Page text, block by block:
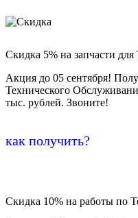
Скидка 5% на запчасти
Акция до 05 сентября!
Технического
тыс. рублей. Звоните!
как получить?
Скидка 10% на работы по